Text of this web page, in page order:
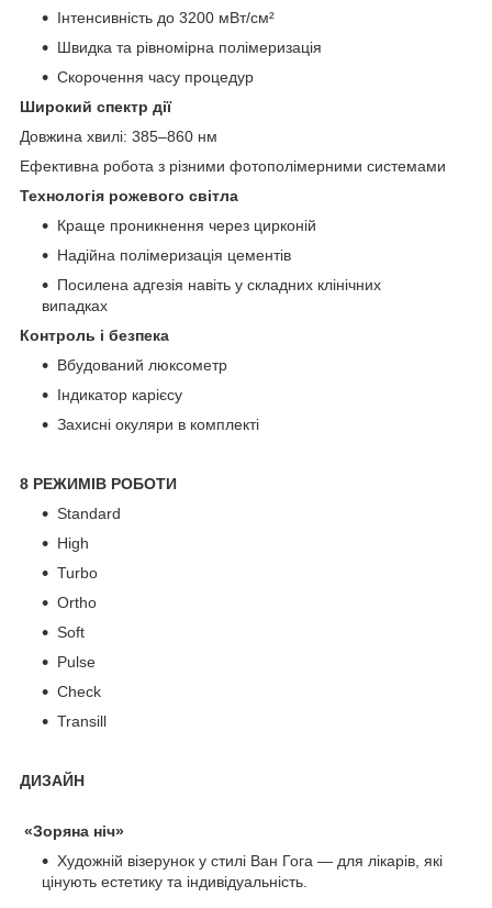
Інтенсивність до 3200 мВт/см²
Швидка та рівномірна полімеризація
Скорочення часу процедур
Широкий спектр дії
Довжина хвилі: 385–860 нм
Ефективна робота з різними фотополімерними системами
Технологія рожевого світла
Краще проникнення через цирконій
Надійна полімеризація цементів
Посилена адгезія навіть у складних клінічних
випадках
Контроль і безпека
Вбудований люксометр
Індикатор карієсу
Захисні окуляри в комплекті
8 РЕЖИМІВ РОБОТИ
Standard
High
Turbo
Ortho
Soft
Pulse
Check
Transill
ДИЗАЙН
«Зоряна ніч»
Художній візерунок у стилі Ван Гога — для лікарів, які
цінують естетику та індивідуальність.